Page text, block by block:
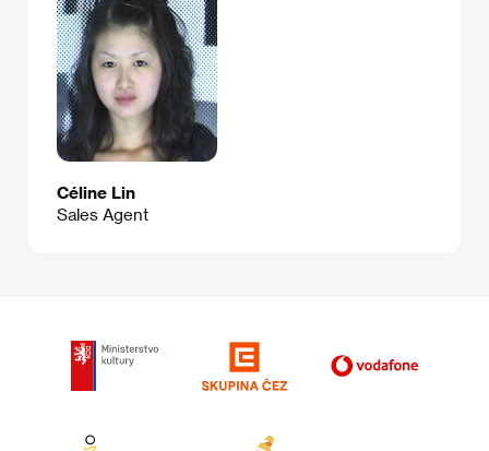
Céline Lin
Sales Agent